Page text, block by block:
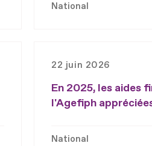
National
22 juin 2026
En 2025, les aides
l'Agefiph
National